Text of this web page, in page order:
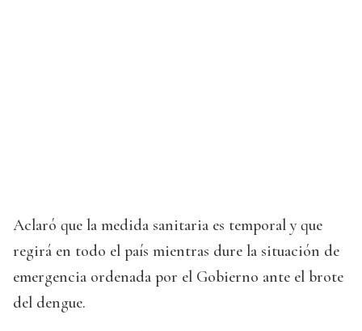
Aclaró que la medida sanitaria es temporal y que
regirá en todo el país mientras dure la situación de
emergencia ordenada por el Gobierno ante el brote
del dengue.